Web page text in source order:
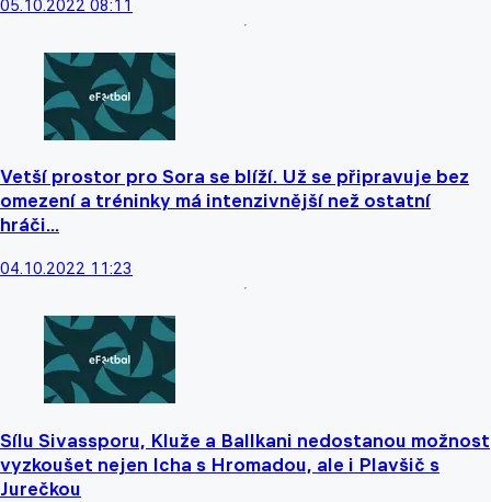
05.10.2022 08:11
Vetší prostor pro Sora se blíží. Už se připravuje bez
omezení a tréninky má intenzivnější než ostatní
hráči...
04.10.2022 11:23
Sílu Sivassporu, Kluže a Ballkani nedostanou možnost
vyzkoušet nejen Icha s Hromadou, ale i Plavšič s
Jurečkou